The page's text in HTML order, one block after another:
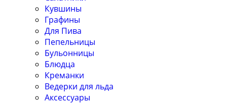
Кувшины
Графины
Для Пива
Пепельницы
Бульонницы
Блюдца
Креманки
Ведерки для льда
Аксессуары